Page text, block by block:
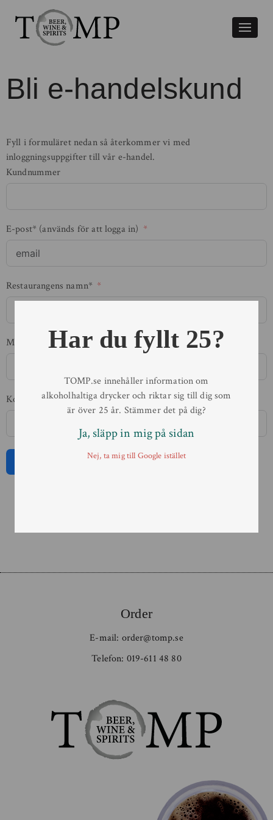
Växla
Bli e-handelskund
Fyll i formuläret nedan så återkommer vi med
inloggningsuppgifter till vår e-handel.
Kundnummer
E-post* (används för att logga in)
Restaurangens namn*
Mobiltelefon*
Kontaktperson
Order
E-mail: order@tomp.se
Telefon: 019-611 48 80
Har du fyllt 25?
TOMP.se innehåller information om
alkoholhaltiga drycker och riktar sig till dig som
är över 25 år. Stämmer det på dig?
Ja, släpp in mig på sidan
Nej, ta mig till Google istället